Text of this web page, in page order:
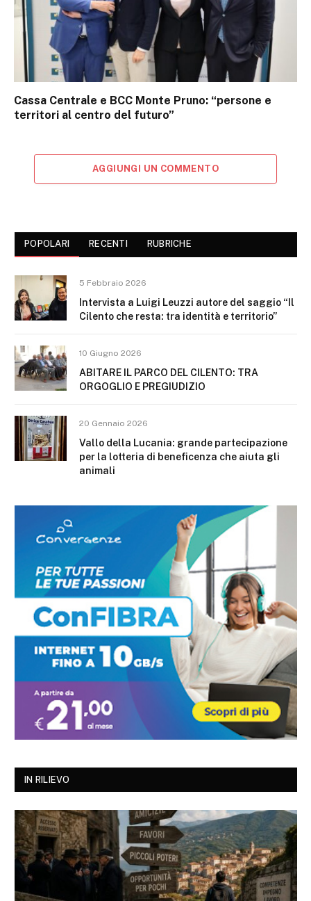
Cassa Centrale e BCC Monte Pruno: “persone e
territori al centro del futuro”
AGGIUNGI UN COMMENTO
POPOLARI RECENTI RUBRICHE
5 Febbraio 2026
Intervista a Luigi Leuzzi autore del saggio “Il
Cilento che resta: tra identità e territorio”
10 Giugno 2026
ABITARE IL PARCO DEL CILENTO: TRA
ORGOGLIO E PREGIUDIZIO
20 Gennaio 2026
Vallo della Lucania: grande partecipazione
per la lotteria di beneficenza che aiuta gli
animali
IN RILIEVO